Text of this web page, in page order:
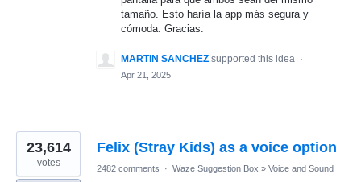
tamaño. Esto haría la app más segura y
cómoda. Gracias.
MARTIN SANCHEZ supported this idea ·
Apr 21, 2025
Felix (Stray Kids) as a voice option
23,614
votes 2482 comments · Waze Suggestion Box » Voice and Sound